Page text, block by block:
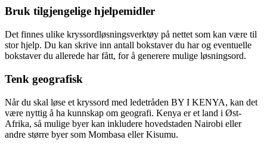
Bruk tilgjengelige hjelpemidler
Det finnes ulike kryssordløsningsverktøy på nettet som kan være til
stor hjelp. Du kan skrive inn antall bokstaver du har og eventuelle
bokstaver du allerede har fått, for å generere mulige løsningsord.
Tenk geografisk
Når du skal løse et kryssord med ledetråden BY I KENYA, kan det
være nyttig å ha kunnskap om geografi. Kenya er et land i Øst-
Afrika, så mulige byer kan inkludere hovedstaden Nairobi eller
andre større byer som Mombasa eller Kisumu.